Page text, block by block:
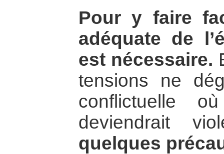
Pour y faire
adéquate de
est nécessaire.
tensions ne
conflictuelle
deviendrait
quelques